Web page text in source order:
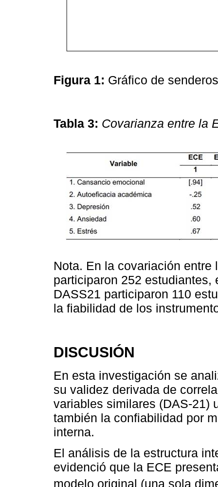
Figura 1: Gráfico de
Tabla 3: Covarianza entre la
Nota. En la covariación
participaron 252
DASS21 participaron 110
la fiabilidad de los
DISCUSIÓN
En esta investigación se
su validez derivada de
variables similares (DAS-21)
también la confiabilidad por
interna.
El análisis de la estructura
evidenció que la ECE
modelo original (una sola